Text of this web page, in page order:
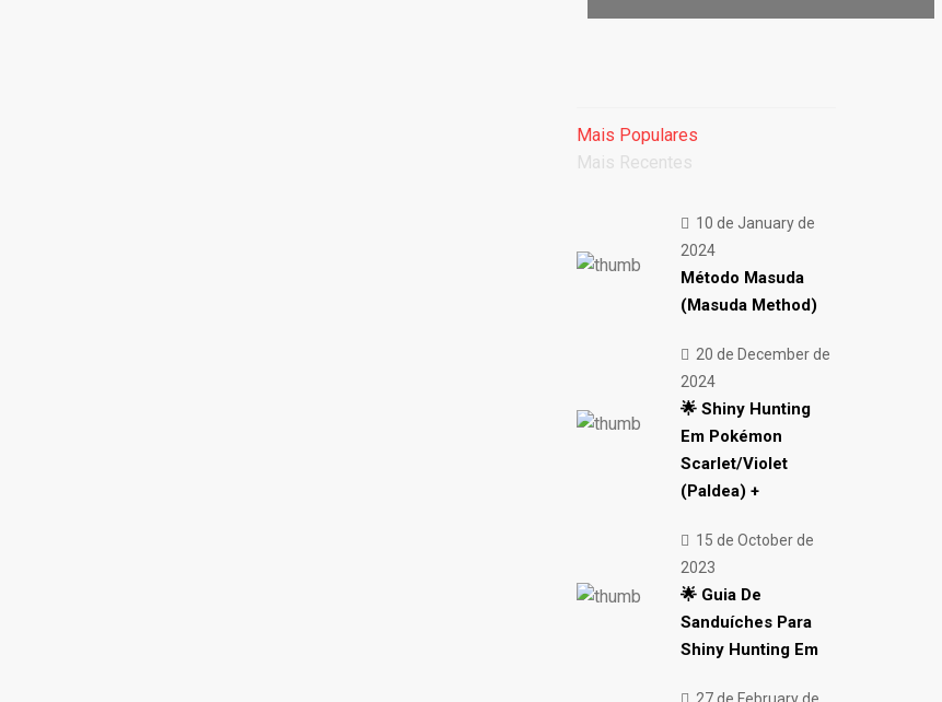
Mais Populares
Mais Recentes
10 de January de
2024
Método Masuda
(Masuda Method)
20 de December de
2024
🌟 Shiny Hunting
Em Pokémon
Scarlet/Violet
(Paldea) +
15 de October de
2023
🌟 Guia De
Sanduíches Para
Shiny Hunting Em